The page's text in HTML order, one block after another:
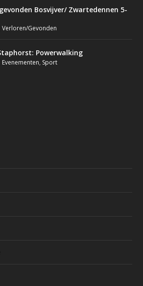
Bosvijver/ Zwartedennen 5-
|Verloren/Gevonden
Powerwalking
Evenementen, Sport